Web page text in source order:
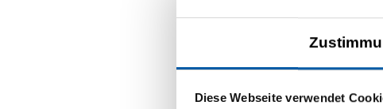
Diese Webseite verwendet